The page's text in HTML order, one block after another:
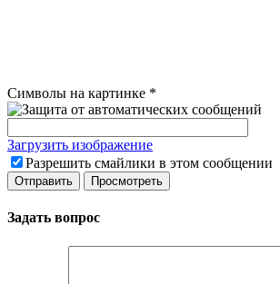
Символы на картинке *
Загрузить изображение
Разрешить смайлики в этом сообщении
Задать вопрос